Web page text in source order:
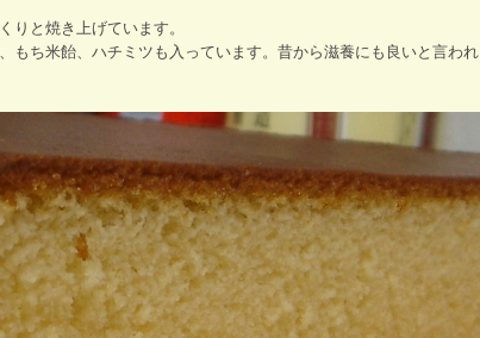
りと焼き上げています。
もち米飴、ハチミツも入っています。昔から滋養にも良いと言われ